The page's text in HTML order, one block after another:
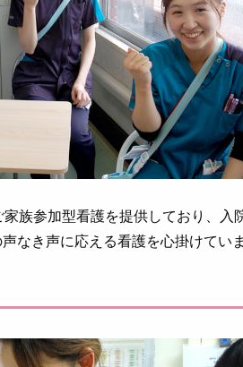
族参加型看護を提供しており、入
なき声に応える看護を心掛けていま